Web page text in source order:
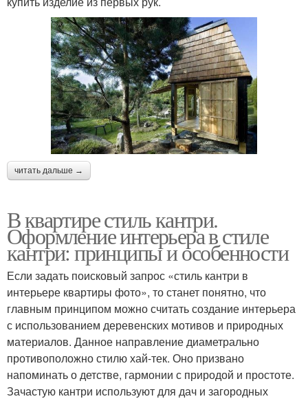
читать дальше →
В квартире стиль кантри.
Оформление интерьера в стиле
кантри: принципы и особенности
Если задать поисковый запрос «стиль кантри в
интерьере квартиры фото», то станет понятно, что
главным принципом можно считать создание интерьера
с использованием деревенских мотивов и природных
материалов. Данное направление диаметрально
противоположно стилю хай-тек. Оно призвано
напоминать о детстве, гармонии с природой и простоте.
Зачастую кантри используют для дач и загородных